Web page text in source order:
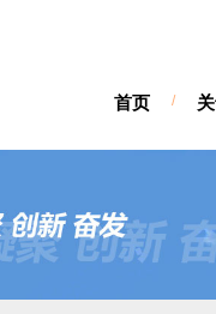
首页 /